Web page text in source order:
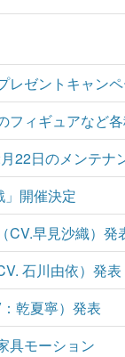
レゼントキャン
フィギュアなど
22日のメンテナ
開催決定
CV.早見沙織）発
石川由依）発表
乾夏寧）発表
具モーション